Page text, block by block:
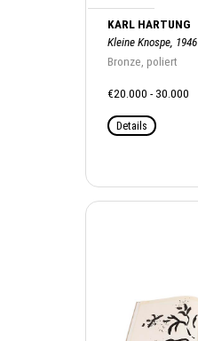
KARL HARTUNG
Kleine Knospe, 1946
Bronze, poliert
€20.000 - 30.000
Details